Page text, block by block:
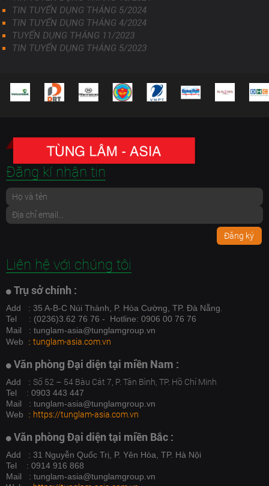
TIN TUYỂN DỤNG THÁNG 5/2024
TIN TUYỂN DỤNG THÁNG 4/2024
TUYỂN DỤNG THÁNG 11/2023
TIN TUYỂN DỤNG THÁNG 5/2023
Đăng kí nhận tin
Đăng ký
Liên hệ với chúng tôi
Trụ sở chính :
Add : 35 A-B-C Núi Thành, P. Hòa Cường, TP. Đà Nẵng
Tel
: (0236)3.62 76 76 - Hotline: 0906 00 76 76
Mail
: tunglam-asia@tunglamgroup.vn
Web : tunglam-asia.com.vn
Văn phòng Đại diện tại miền Nam :
Add : Số 52 – 54 Bàu Cát 7, P. Tân Bình, TP. Hồ Chí Minh
Tel : 0903 443 447
Mail : tunglam-asia@tunglamgroup.vn
Web : https://tunglam-asia.com.vn
Văn phòng Đại diện tại miền Bắc :
Add : 31 Nguyễn Quốc Trị, P. Yên Hòa, TP. Hà Nội
Tel : 0914 916 868
Mail : tunglam-asia@tunglamgroup.vn